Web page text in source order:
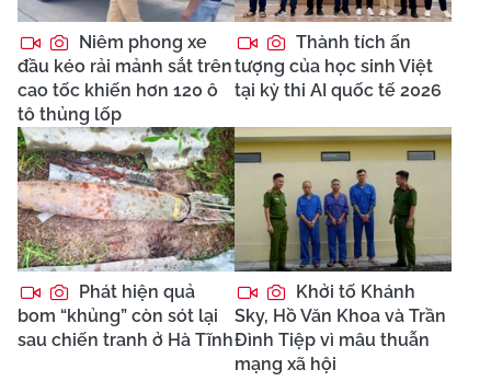
Niêm phong xe
đầu kéo rải mảnh sắt trên
cao tốc khiến hơn 120 ô
tô thủng lốp
Thành tích ấn
tượng của học sinh Việt
tại kỳ thi AI quốc tế 2026
Phát hiện quả
bom “khủng” còn sót lại
sau chiến tranh ở Hà Tĩnh
Khởi tố Khánh
Sky, Hồ Văn Khoa và Trần
Đình Tiệp vì mâu thuẫn
mạng xã hội